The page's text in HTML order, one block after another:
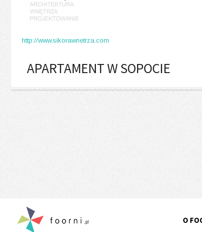
http://www.sikorawnetrza.com
APARTAMENT W SOPOCIE
O